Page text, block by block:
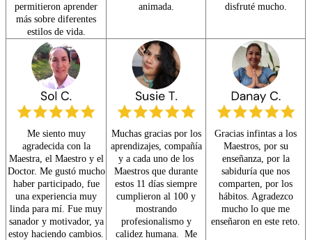
permitieron aprender
más sobre diferentes
estilos de vida.
animada.
disfruté mucho.
Me siento muy
agradecida con la
Maestra, el Maestro y el
Doctor. Me gustó mucho
haber participado, fue
una experiencia muy
linda para mí. Fue muy
sanador y motivador, ya
estoy haciendo cambios.
Muchas gracias por los
aprendizajes, compañía
y a cada uno de los
Maestros que durante
estos 11 días siempre
cumplieron al 100 y
mostrando
profesionalismo y
calidez humana. Me
Gracias infintas a los
Maestros, por su
enseñanza, por la
sabiduría que nos
comparten, por los
hábitos. Agradezco
mucho lo que me
enseñaron en este reto.